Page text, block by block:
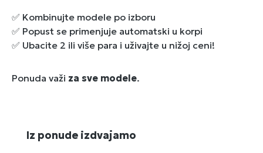
✅ Kombinujte modele po izboru
✅ Popust se primenjuje automatski u korpi
✅ Ubacite 2 ili više para i uživajte u nižoj ceni!
Ponuda važi za sve modele.
Preskoči galeriju proizvoda
Iz ponude izdvajamo